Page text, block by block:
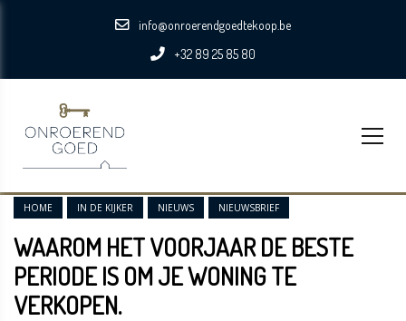
info@onroerendgoedtekoop.be
+32 89 25 85 80
HOME IN DE KIJKER NIEUWS NIEUWSBRIEF
WAAROM HET VOORJAAR DE BESTE
PERIODE IS OM JE WONING TE
VERKOPEN.